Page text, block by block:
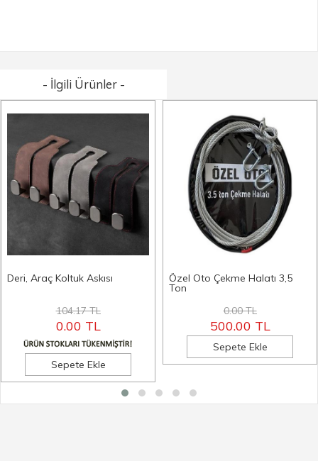
- İlgili Ürünler -
Deri, Araç Koltuk Askısı
104.17 TL
0.00 TL
Sepete Ekle
Özel Oto Çekme Halatı 3,5
Ton
0.00 TL
500.00 TL
Sepete Ekle